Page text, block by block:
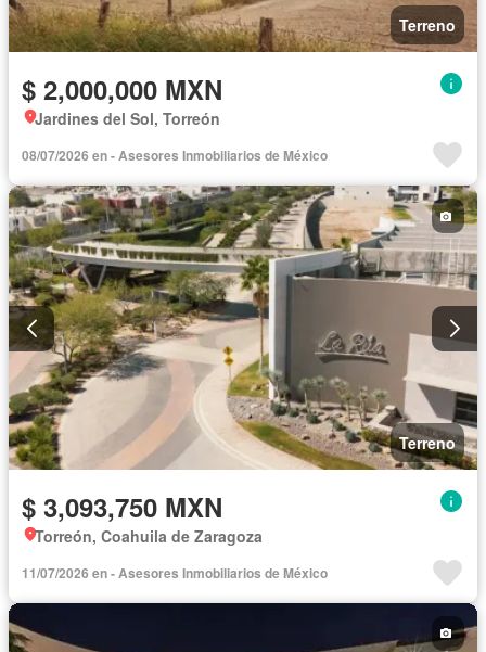
Terreno
$ 2,000,000 MXN
Jardines del Sol, Torreón
08/07/2026 en - Asesores Inmobiliarios de México
Terreno
$ 3,093,750 MXN
Torreón, Coahuila de Zaragoza
11/07/2026 en - Asesores Inmobiliarios de México